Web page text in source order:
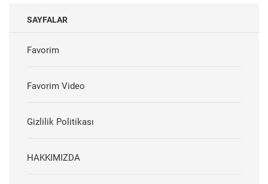
SAYFALAR
Favorim
Favorim Video
Gizlilik Politikası
HAKKIMIZDA